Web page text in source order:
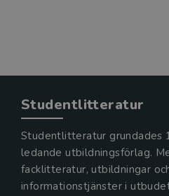
Studentlitteratur
Studentlitteratur grundades
ledande utbildningsförlag.
facklitteratur, utbildningar
informationstjänster i